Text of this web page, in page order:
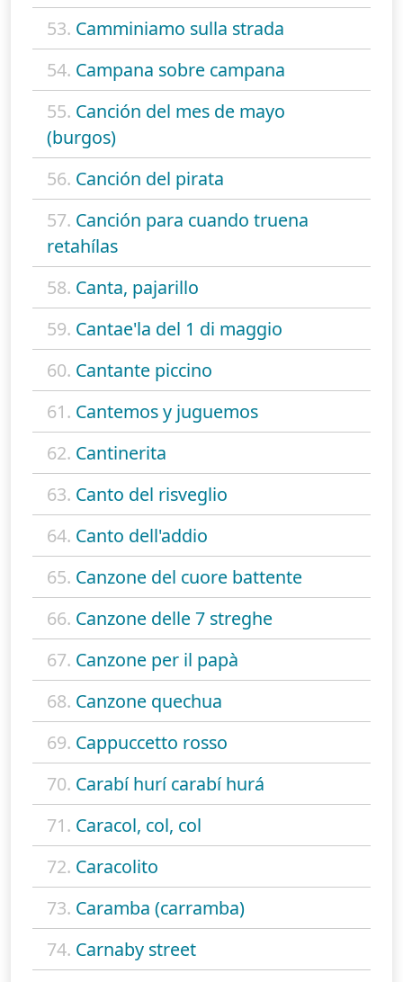
53. Camminiamo sulla strada
54. Campana sobre campana
55. Canción del mes de mayo
(burgos)
56. Canción del pirata
57. Canción para cuando truena
retahílas
58. Canta, pajarillo
59. Cantae'la del 1 di maggio
60. Cantante piccino
61. Cantemos y juguemos
62. Cantinerita
63. Canto del risveglio
64. Canto dell'addio
65. Canzone del cuore battente
66. Canzone delle 7 streghe
67. Canzone per il papà
68. Canzone quechua
69. Cappuccetto rosso
70. Carabí hurí carabí hurá
71. Caracol, col, col
72. Caracolito
73. Caramba (carramba)
74. Carnaby street